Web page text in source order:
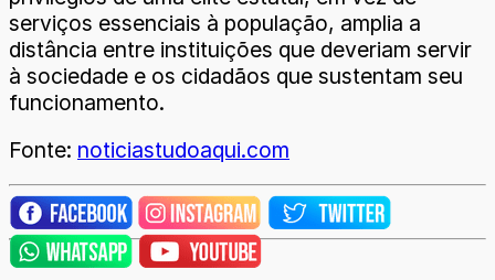
serviços essenciais à população, amplia a
distância entre instituições que deveriam servir
à sociedade e os cidadãos que sustentam seu
funcionamento.
Fonte: noticiastudoaqui.com